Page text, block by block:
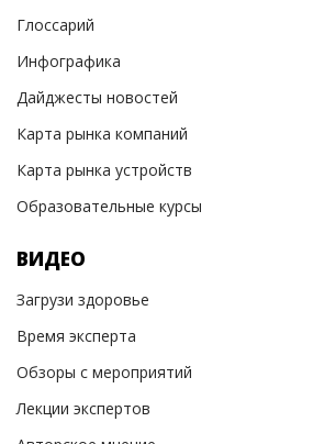
Глоссарий
Инфографика
Дайджесты новостей
Карта рынка компаний
Карта рынка устройств
Образовательные курсы
ВИДЕО
Загрузи здоровье
Время эксперта
Обзоры с мероприятий
Лекции экспертов